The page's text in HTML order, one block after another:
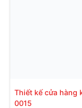
Thiết kế cửa hàng
0015